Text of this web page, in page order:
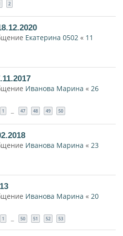
2
Екатерина 0502 « 11
Иванова Марина « 26
1 … 47 48 49 50
Иванова Марина « 23
Иванова Марина « 20
1 … 50 51 52 53